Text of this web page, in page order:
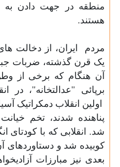
منطقه در جهت دادن به
هستند.
مردم
ایران، از دخالت
یک قرن گذشته، ضربات
آن هنگام که برخی از
برپائی "عدالتخانه"، در
اولین انقلاب دمکراتیک
پناهنده شدند، تخم
شد. انقلابی که با کودتای
کوبیده شد و دستاوردهای
بعدی نیز مبارزات